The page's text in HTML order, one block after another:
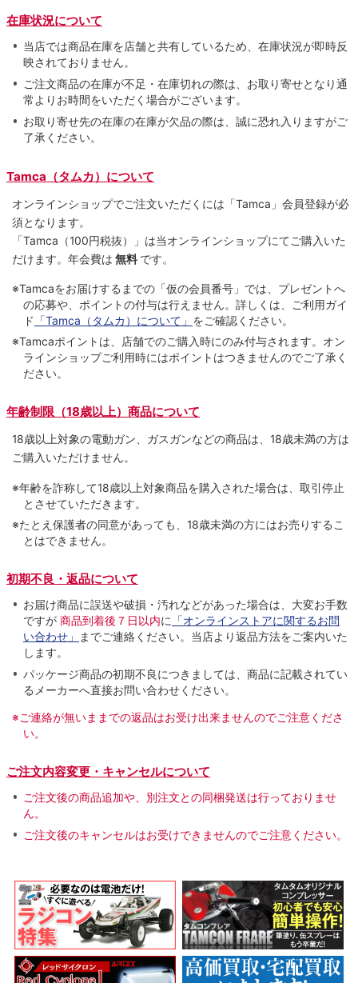
在庫状況について
当店では商品在庫を店舗と共有しているため、在庫状況が即時反
映されておりません。
ご注文商品の在庫が不足・在庫切れの際は、お取り寄せとなり通
常よりお時間をいただく場合がございます。
お取り寄せ先の在庫の在庫が欠品の際は、誠に恐れ入りますがご
了承ください。
Tamca（タムカ）について
オンラインショップでご注⽂いただくには「Tamca」会員登録が必
須となります。
「Tamca （100円税抜）
」は当オンラインショップにてご購⼊いた
だけます。 年会費は 無料 です。
※Tamcaをお届けするまでの「仮の会員番号」では、プレゼントへ
の応募や、ポイントの付与は⾏えません。詳しくは、ご利⽤ガイ
ド 「Tamca（タムカ）について」 をご確認ください。
※Tamcaポイントは、店舗でのご購⼊時にのみ付与されます。オン
ラインショップご利用時にはポイントはつきませんのでご了承く
ださい。
年齢制限（18歳以上）商品について
18歳以上対象の電動ガン、ガスガンなどの商品は、18歳未満の方は
ご購入いただけません。
※年齢を詐称して18歳以上対象商品を購入された場合は、取引停止
とさせていただきます。
※たとえ保護者の同意があっても、18歳未満の方にはお売りするこ
とはできません。
初期不良・返品について
お届け商品に誤送や破損・汚れなどがあった場合は、大変お手数
ですが 商品到着後７日以内に 「オンラインストアに関するお問
い合わせ」
までご連絡ください。当店より返品方法をご案内いた
します。
パッケージ商品の初期不良につきましては、商品に記載されてい
るメーカーへ直接お問い合わせください。
※ご連絡が無いままでの返品はお受け出来ませんのでご注意くださ
い。
ご注文内容変更・キャンセルについて
ご注文後の商品追加や、別注文との同梱発送は行っておりませ
ん。
ご注文後のキャンセルはお受けできませんのでご注意ください。